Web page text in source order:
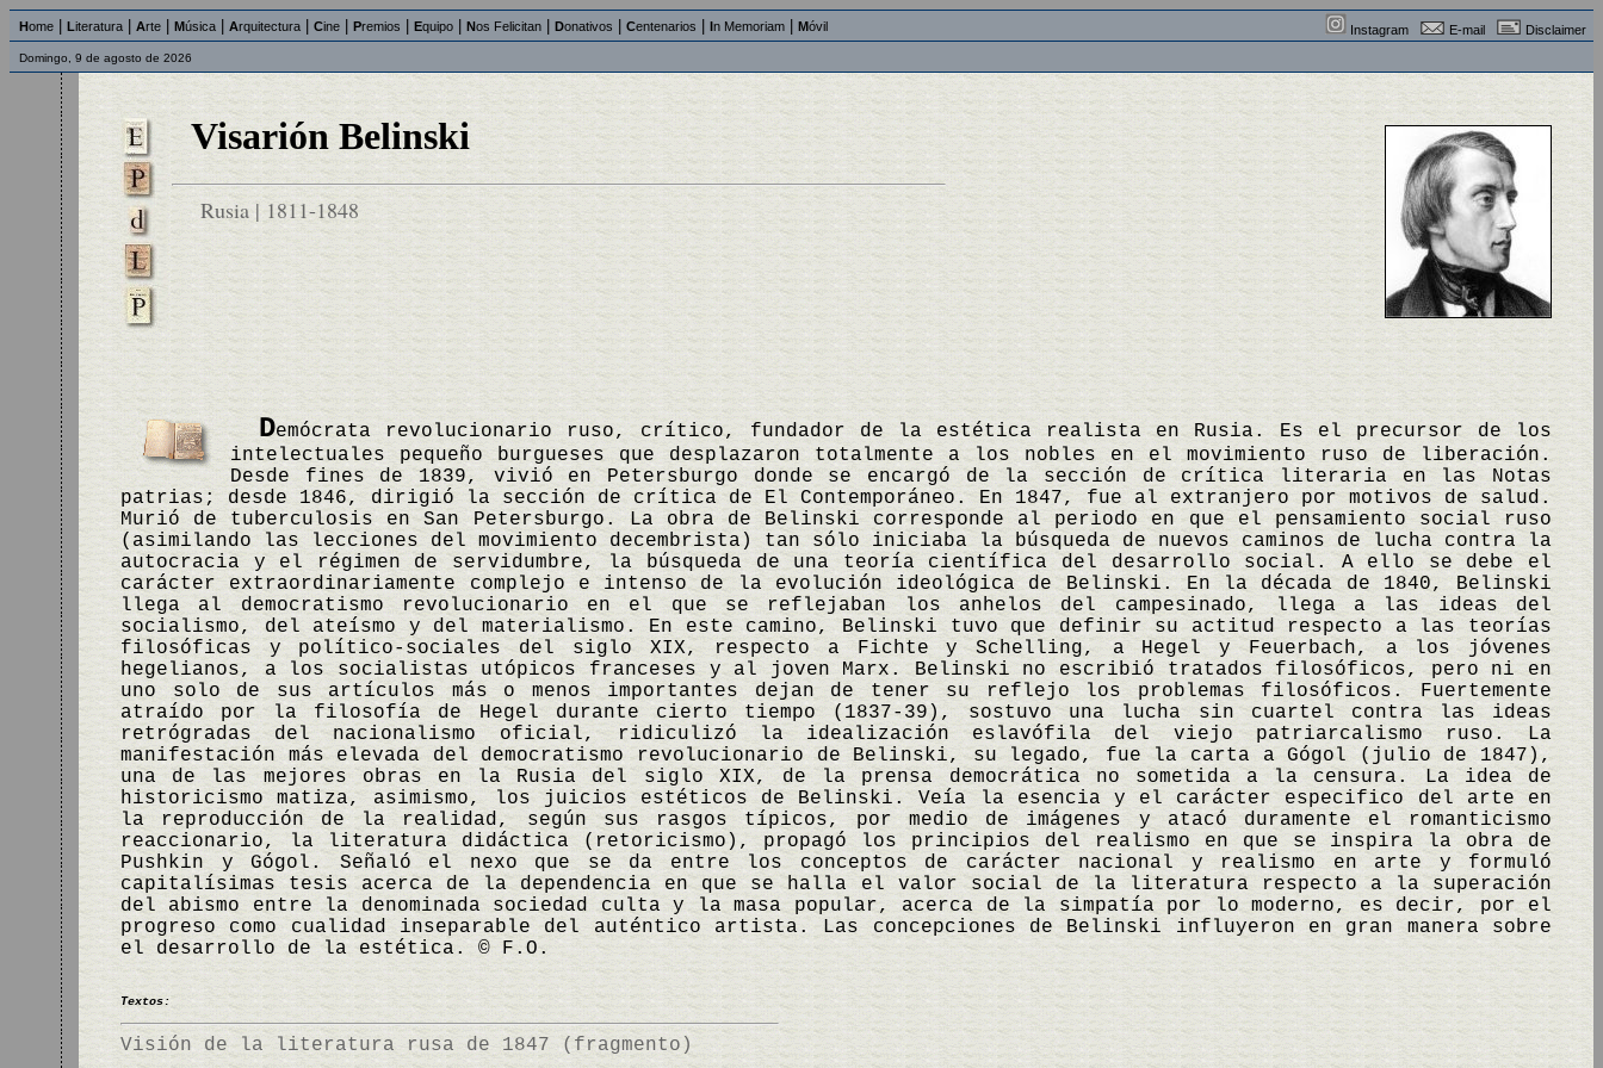
Home Literatura Arte Música Arquitectura Cine Premios Equipo Nos Felicitan Donativos Centenarios In Memoriam Móvil Instagram E-mail Disclaimer
Domingo, 9 de agosto de 2026
Visarión Belinski
Rusia | 1811-1848
Demócrata revolucionario ruso, crítico, fundador de la estética realista en Rusia. Es el precursor de los
intelectuales pequeño burgueses que desplazaron totalmente a los nobles en el movimiento ruso de liberación.
Desde fines de 1839, vivió en Petersburgo donde se encargó de la sección de crítica literaria en las Notas
patrias; desde 1846, dirigió la sección de crítica de El Contemporáneo. En 1847, fue al extranjero por motivos de salud.
Murió de tuberculosis en San Petersburgo. La obra de Belinski corresponde al periodo en que el pensamiento social ruso
(asimilando las lecciones del movimiento decembrista) tan sólo iniciaba la búsqueda de nuevos caminos de lucha contra la
autocracia y el régimen de servidumbre, la búsqueda de una teoría científica del desarrollo social. A ello se debe el
carácter extraordinariamente complejo e intenso de la evolución ideológica de Belinski. En la década de 1840, Belinski
llega al democratismo revolucionario en el que se reflejaban los anhelos del campesinado, llega a las ideas del
socialismo, del ateísmo y del materialismo. En este camino, Belinski tuvo que definir su actitud respecto a las teorías
filosóficas y político-sociales del siglo XIX, respecto a Fichte y Schelling, a Hegel y Feuerbach, a los jóvenes
hegelianos, a los socialistas utópicos franceses y al joven Marx. Belinski no escribió tratados filosóficos, pero ni en
uno solo de sus artículos más o menos importantes dejan de tener su reflejo los problemas filosóficos. Fuertemente
atraído por la filosofía de Hegel durante cierto tiempo (1837-39), sostuvo una lucha sin cuartel contra las ideas
retrógradas del nacionalismo oficial, ridiculizó la idealización eslavófila del viejo patriarcalismo ruso. La
manifestación más elevada del democratismo revolucionario de Belinski, su legado, fue la carta a Gógol (julio de 1847),
una de las mejores obras en la Rusia del siglo XIX, de la prensa democrática no sometida a la censura. La idea de
historicismo matiza, asimismo, los juicios estéticos de Belinski. Veía la esencia y el carácter especifico del arte en
la reproducción de la realidad, según sus rasgos típicos, por medio de imágenes y atacó duramente el romanticismo
reaccionario, la literatura didáctica (retoricismo), propagó los principios del realismo en que se inspira la obra de
Pushkin y Gógol. Señaló el nexo que se da entre los conceptos de carácter nacional y realismo en arte y formuló
capitalísimas tesis acerca de la dependencia en que se halla el valor social de la literatura respecto a la superación
del abismo entre la denominada sociedad culta y la masa popular, acerca de la simpatía por lo moderno, es decir, por el
progreso como cualidad inseparable del auténtico artista. Las concepciones de Belinski influyeron en gran manera sobre
el desarrollo de la estética. © F.O.
Textos:
Visión de la literatura rusa de 1847 (fragmento)